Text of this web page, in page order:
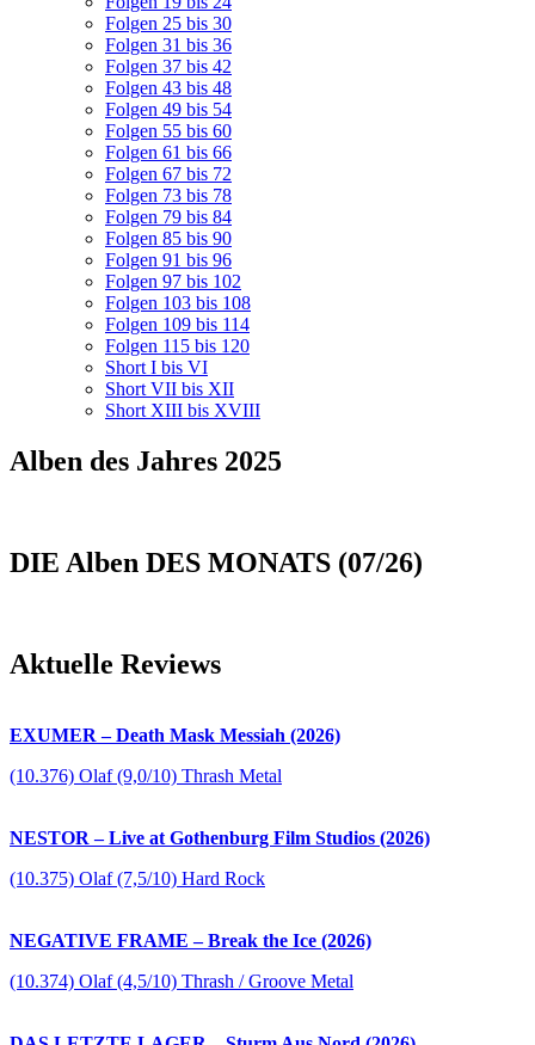
Folgen 25 bis 30
Folgen 31 bis 36
Folgen 37 bis 42
Folgen 43 bis 48
Folgen 49 bis 54
Folgen 55 bis 60
Folgen 61 bis 66
Folgen 67 bis 72
Folgen 73 bis 78
Folgen 79 bis 84
Folgen 85 bis 90
Folgen 91 bis 96
Folgen 97 bis 102
Folgen 103 bis 108
Folgen 109 bis 114
Folgen 115 bis 120
Short I bis VI
Short VII bis XII
Short XIII bis XVIII
Alben des Jahres 2025
DIE Alben DES MONATS (07/26)
Aktuelle Reviews
EXUMER – Death Mask Messiah (2026)
(10.376) Olaf (9,0/10) Thrash Metal
NESTOR – Live at Gothenburg Film Studios (2026)
(10.375) Olaf (7,5/10) Hard Rock
NEGATIVE FRAME – Break the Ice (2026)
(10.374) Olaf (4,5/10) Thrash / Groove Metal